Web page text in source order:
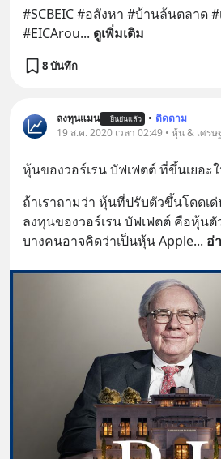
#SCBEIC #อสังหา #บ้านล้นตลาด
#EICArou... ดูเพิ่มเติม
8 บันทึก
ลงทุนแมน ยืนยันแล้ว • ติดตาม
19 ส.ค. 2020 เวลา 02:49 • หุ้น & เศรษ
หุ้นของวอร์เรน บัฟเฟตต์ ที่ขึ้นเยอะ
ถ้าเราถามว่า หุ้นที่ปรับตัวขึ้นโดดเ
ลงทุนของวอร์เรน บัฟเฟตต์ คือหุ้นตั
บางคนอาจคิดว่าเป็นหุ้น Apple... อ่